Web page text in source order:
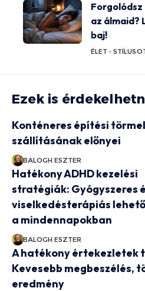
Forgolódsz
az álmaid?
baj!
ÉLET - STÍLUS
Ezek is
Konténeres építési
szállításának előnyei
BALOGH ESZTER
Hatékony ADHD kezelési
stratégiák: Gyógyszeres
viselkedésterápiás
a mindennapokban
BALOGH ESZTER
A hatékony értekezletek
Kevesebb megbeszélés,
eredmény